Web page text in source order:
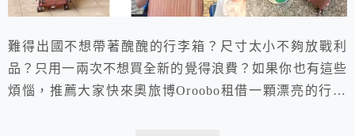
難得出國不想帶著醜醜的行李箱？尺寸太小不夠放戰利
品？只用一兩次不想買全新的覺得浪費？如果你也有這些
煩惱，推薦大家快來奧旅博Oroobo租借一顆漂亮的行李